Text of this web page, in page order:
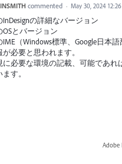
commented · May 30, 2024
InDesignの詳細なバージョン
OSとバージョン
IME（Windows標準、Google日本語
必要と思われます。
に必要な環境の記載、可能であ
す。
Adobe